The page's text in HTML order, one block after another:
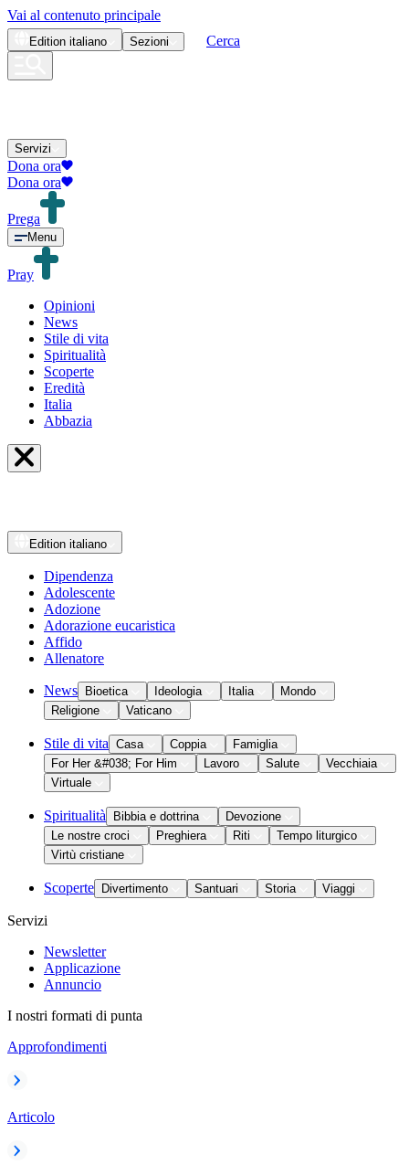
Vai al contenuto principale
Edition italiano Sezioni Cerca
Servizi
Dona ora
Dona ora
Prega
Menu
Pray
Opinioni
News
Stile di vita
Spiritualità
Scoperte
Eredità
Italia
Abbazia
Edition italiano
Dipendenza
Adolescente
Adozione
Adorazione eucaristica
Affido
Allenatore
News Bioetica Ideologia Italia
Mondo
Religione
Vaticano
Stile di vita Casa Coppia
Famiglia
For Her &#038; For Him
Lavoro Salute
Vecchiaia
Virtuale
Spiritualità Bibbia e dottrina
Devozione
Le nostre croci
Preghiera Riti
Tempo liturgico
Virtù cristiane
Scoperte Divertimento Santuari Storia Viaggi
Servizi
Newsletter
Applicazione
Annuncio
I nostri formati di punta
Approfondimenti
Articolo